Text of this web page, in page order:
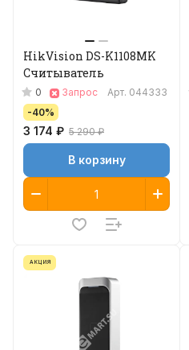
HikVision DS-K1108MK
Считыватель
0 Запрос Арт. 044333
-40%
3 174 ₽ 5 290 ₽
В корзину
АКЦИЯ